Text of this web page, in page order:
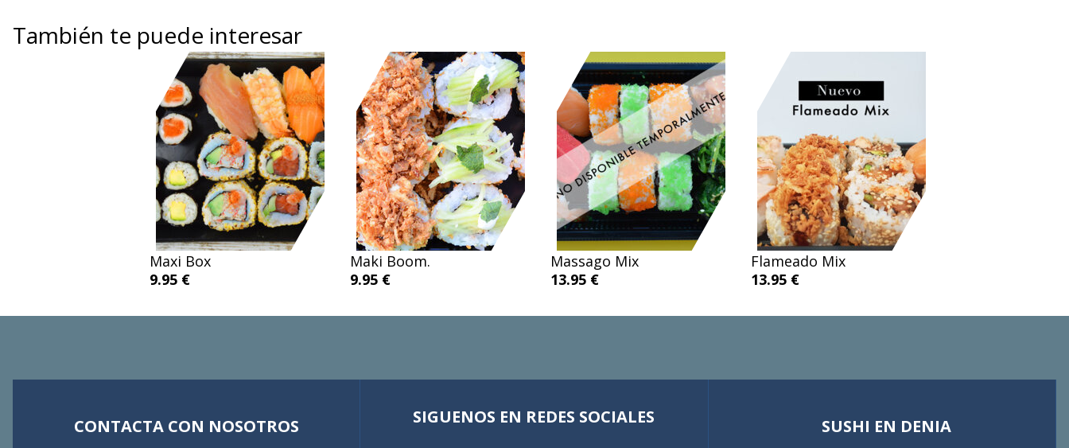
También te puede interesar
Maxi Box
9.95 €
Maki Boom.
9.95 €
Massago Mix
13.95 €
Flameado Mix
13.95 €
CONTACTA CON NOSOTROS SIGUENOS EN REDES SOCIALES SUSHI EN DENIA